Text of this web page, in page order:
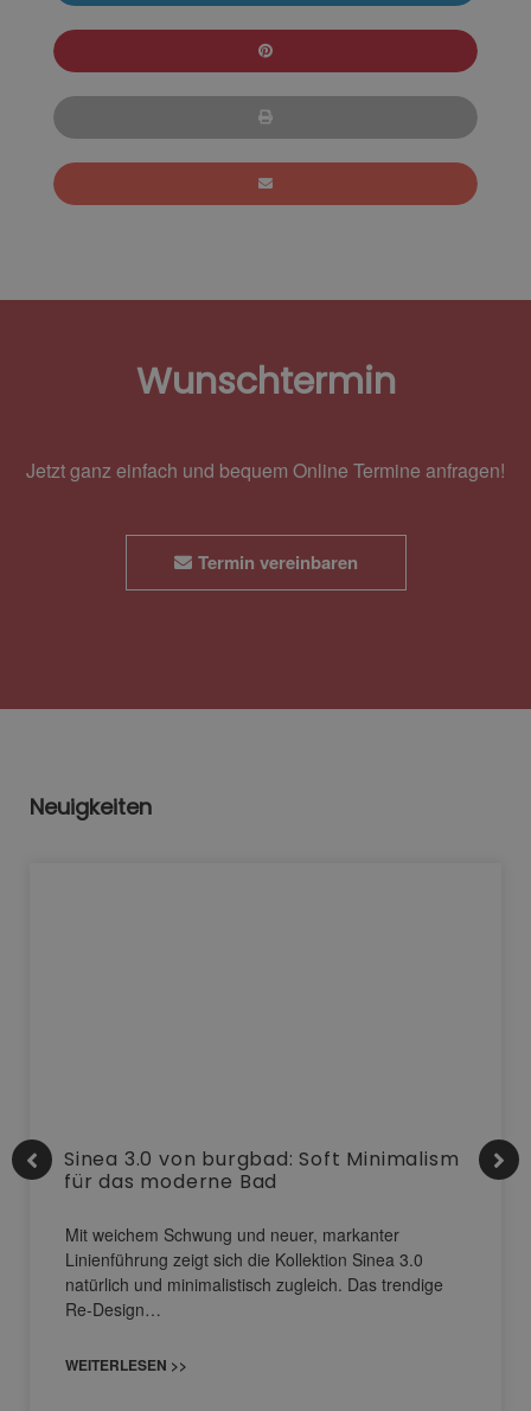
Wunschtermin
Jetzt ganz einfach und bequem Online Termine anfragen!
Termin vereinbaren
Neuigkeiten
Sinea 3.0 von burgbad: Soft Minimalism
für das moderne Bad
Mit weichem Schwung und neuer, markanter
Linienführung zeigt sich die Kollektion Sinea 3.0
natürlich und minimalistisch zugleich. Das trendige
Re-Design…
WEITERLESEN >>